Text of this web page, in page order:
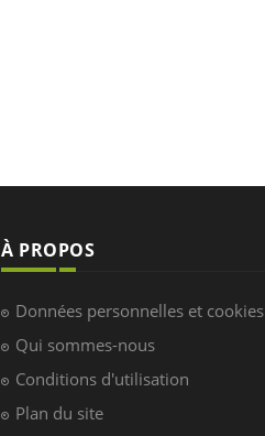
À PROPOS
Données personnelles et cookies
Qui sommes-nous
Conditions d'utilisation
Plan du site